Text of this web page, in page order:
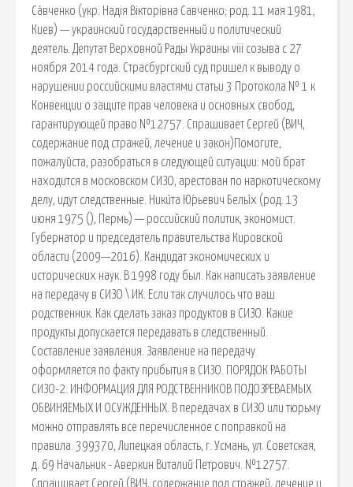
Са́вченко (укр. Надія Вікторівна Савченко; род. 11 мая 1981,
Киев) — украинский государственный и политический
деятель. Депутат Верховной Рады Украины viii созыва с 27
ноября 2014 года. Страсбургский суд пришел к выводу о
нарушении российскими властями статьи 3 Протокола № 1 к
Конвенции о защите прав человека и основных свобод,
гарантирующей право №12757. Спрашивает Сергей (ВИЧ,
содержание под стражей, лечение и закон)Помогите,
пожалуйста, разобраться в следующей ситуации: мой брат
находится в московском СИЗО, арестован по наркотическому
делу, идут следственные. Ники́та Ю́рьевич Белы́х (род. 13
июня 1975 (), Пермь) — российский политик, экономист.
Губернатор и председатель правительства Кировской
области (2009—2016). Кандидат экономических и
исторических наук. В 1998 году был. Как написать заявление
на передачу в СИЗО \ ИК. Если так случилось что ваш
родственник. Как сделать заказ продуктов в СИЗО. Какие
продукты допускается передавать в следственный.
Составление заявления. Заявление на передачу
оформляется по факту прибытия в СИЗО. ПОРЯДОК РАБОТЫ
СИЗО-2. ИНФОРМАЦИЯ ДЛЯ РОДСТВЕННИКОВ ПОДОЗРЕВАЕМЫХ
ОБВИНЯЕМЫХ И ОСУЖДЕННЫХ. В передачах в СИЗО или тюрьму
можно отправлять все перечисленное с поправкой на
правила. 399370, Липецкая область, г. Усмань, ул. Советская,
д. 69 Начальник - Аверкин Виталий Петрович. №12757.
Спрашивает Сергей (ВИЧ, содержание под стражей, лечение и